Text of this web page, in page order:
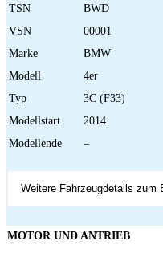
TSN
BWD
VSN
00001
Marke
BMW
Modell
4er
Typ
3C (F33)
Modellstart
2014
Modellende
–
Weitere Fahrzeugdetails zum
MOTOR UND ANTRIEB